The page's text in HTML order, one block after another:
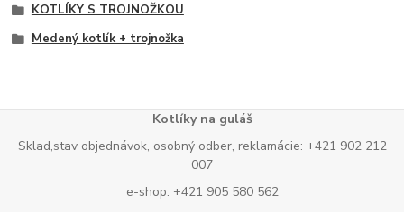
KOTLÍKY S TROJNOŽKOU
Medený kotlík + trojnožka
Kotlíky na guláš
Sklad,stav objednávok, osobný odber, reklamácie: +421 902 212
007
e-shop: +421 905 580 562